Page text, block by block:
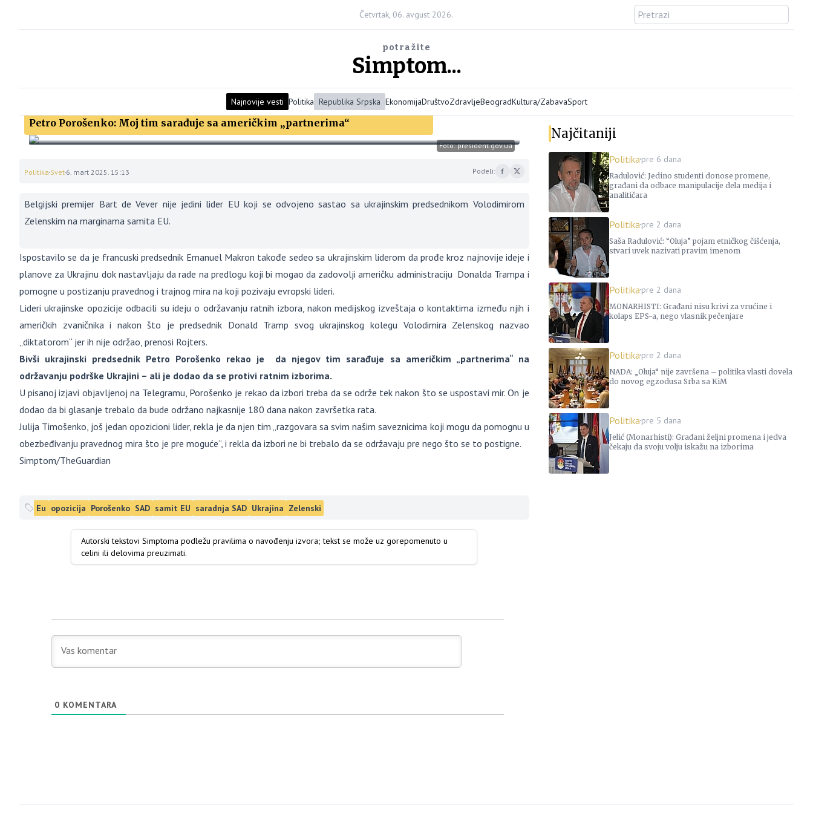
Četvrtak, 06. avgust 2026.
potražite
Simptom...
Najnovije vesti Politika Republika Srpska EkonomijaDruštvoZdravljeBeogradKultura/ZabavaSport
Foto: president.gov.ua
Volodimir Zelenski: Sjajno je što uz Evropu nismo sami; Bivši predsednik
Petro Porošenko: Moj tim sarađuje sa američkim „partnerima“
Politika Svet 6. mart 2025. 15:13 Podeli:
Belgijski premijer Bart de Vever nije jedini lider EU koji se odvojeno sastao sa ukrajinskim predsednikom Volodimirom
Zelenskim na marginama samita EU.
Ispostavilo se da je francuski predsednik Emanuel Makron takođe sedeo sa ukrajinskim liderom da prođe kroz najnovije ideje i
planove za Ukrajinu dok nastavljaju da rade na predlogu koji bi mogao da zadovolji američku administraciju Donalda Trampa i
pomogne u postizanju pravednog i trajnog mira na koji pozivaju evropski lideri.
Lideri ukrajinske opozicije odbacili su ideju o održavanju ratnih izbora, nakon medijskog izveštaja o kontaktima između njih i
američkih zvaničnika i nakon što je predsednik Donald Tramp svog ukrajinskog kolegu Volodimira Zelenskog nazvao
„diktatorom“ jer ih nije održao, prenosi Rojters.
Bivši ukrajinski predsednik Petro Porošenko rekao je da njegov tim sarađuje sa američkim „partnerima“ na
održavanju podrške Ukrajini – ali je dodao da se protivi ratnim izborima.
U pisanoj izjavi objavljenoj na Telegramu, Porošenko je rekao da izbori treba da se održe tek nakon što se uspostavi mir. On je
dodao da bi glasanje trebalo da bude održano najkasnije 180 dana nakon završetka rata.
Julija Timošenko, još jedan opozicioni lider, rekla je da njen tim „razgovara sa svim našim saveznicima koji mogu da pomognu u
obezbeđivanju pravednog mira što je pre moguće“, i rekla da izbori ne bi trebalo da se održavaju pre nego što se to postigne.
Simptom/TheGuardian
Eu opozicija Porošenko SAD samit EU saradnja SAD Ukrajina Zelenski
Autorski tekstovi Simptoma podležu pravilima o navođenju izvora; tekst se može uz gorepomenuto u
celini ili delovima preuzimati.
Najčitaniji
Politikapre 6 dana
Radulović: Jedino studenti donose promene,
građani da odbace manipulacije dela medija i
analitičara
Politikapre 2 dana
Saša Radulović: “Oluja” pojam etničkog čišćenja,
stvari uvek nazivati pravim imenom
Politikapre 2 dana
MONARHISTI: Građani nisu krivi za vrućine i
kolaps EPS-a, nego vlasnik pečenjare
Politikapre 2 dana
NADA: „Oluja“ nije završena – politika vlasti dovela
do novog egzodusa Srba sa KiM
Politikapre 5 dana
Jelić (Monarhisti): Građani željni promena i jedva
čekaju da svoju volju iskažu na izborima
0 KOMENTARA